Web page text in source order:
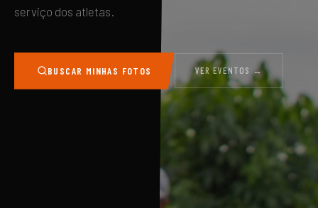
serviço dos atletas.
BUSCAR MINHAS FOTOS VER EVENTOS →